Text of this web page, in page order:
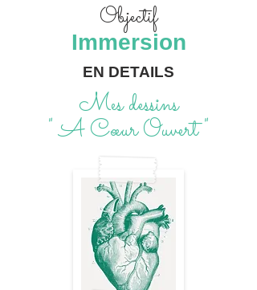
Objectif
Immersion
EN DETAILS
Mes dessins
" A Cœur Ouvert "